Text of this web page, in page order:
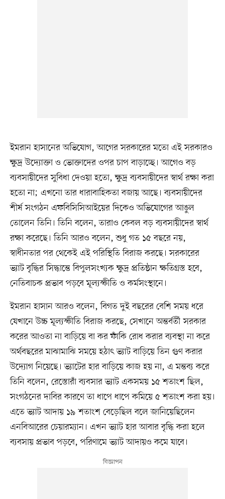
ইমরান হাসানের অভিযোগ, আগের সরকারের মতো এই সরকারও
ক্ষুদ্র উদ্যোক্তা ও ভোক্তাদের ওপর চাপ বাড়াচ্ছে। আগেও বড়
ব্যবসায়ীদের সুবিধা দেওয়া হতো, ক্ষুদ্র ব্যবসায়ীদের স্বার্থ রক্ষা করা
হতো না; এখনো তার ধারাবাহিকতা বজায় আছে। ব্যবসায়ীদের
শীর্ষ সংগঠন এফবিসিসিআইয়ের দিকেও অভিযোগের আঙুল
তোলেন তিনি। তিনি বলেন, তারাও কেবল বড় ব্যবসায়ীদের স্বার্থ
রক্ষা করেছে। তিনি আরও বলেন, শুধু গত ১৫ বছরে নয়,
স্বাধীনতার পর থেকেই এই পরিস্থিতি বিরাজ করছে। সরকারের
ভ্যাট বৃদ্ধির সিদ্ধান্তে বিপুলসংখ্যক ক্ষুদ্র প্রতিষ্ঠান ক্ষতিগ্রস্ত হবে,
নেতিবাচক প্রভাব পড়বে মূল্যস্ফীতি ও কর্মসংস্থানে।
ইমরান হাসান আরও বলেন, বিগত দুই বছরের বেশি সময় ধরে
যেখানে উচ্চ মূল্যস্ফীতি বিরাজ করছে, সেখানে অন্তর্বর্তী সরকার
করের আওতা না বাড়িয়ে বা কর ফাঁকি রোধ করার ব্যবস্থা না করে
অর্থবছরের মাঝামাঝি সময়ে হঠাৎ ভ্যাট বাড়িয়ে তিন গুণ করার
উদ্যোগ নিয়েছে। ভ্যাটের হার বাড়িয়ে কাজ হয় না, এ মন্তব্য করে
তিনি বলেন, রেস্তোরাঁ ব্যবসার ভ্যাট একসময় ১৫ শতাংশ ছিল,
সংগঠনের দাবির কারণে তা ধাপে ধাপে কমিয়ে ৫ শতাংশ করা হয়।
এতে ভ্যাট আদায় ১৯ শতাংশ বেড়েছিল বলে জানিয়েছিলেন
এনবিআরের চেয়ারম্যান। এখন ভ্যাট হার আবার বৃদ্ধি করা হলে
ব্যবসায় প্রভাব পড়বে, পরিণামে ভ্যাট আদায়ও কমে যাবে।